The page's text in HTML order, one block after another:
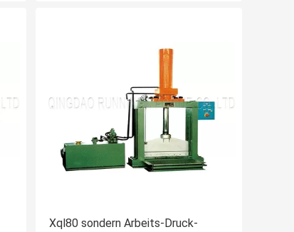
Xql80 sondern Arbeits-Druck-